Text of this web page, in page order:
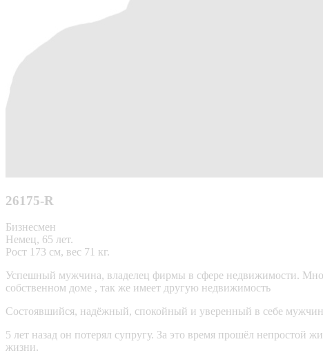
26175-R
Бизнесмен
Немец, 65 лет.
Рост 173 см, вес 71 кг.
Успешный мужчина, владелец фирмы в сфере недвижимости.
собственном доме , так же имеет другую недвижимость
Состоявшийся, надёжный, спокойный и уверенный в себе
5 лет назад он потерял супругу. За это время прошёл непростой
жизни.